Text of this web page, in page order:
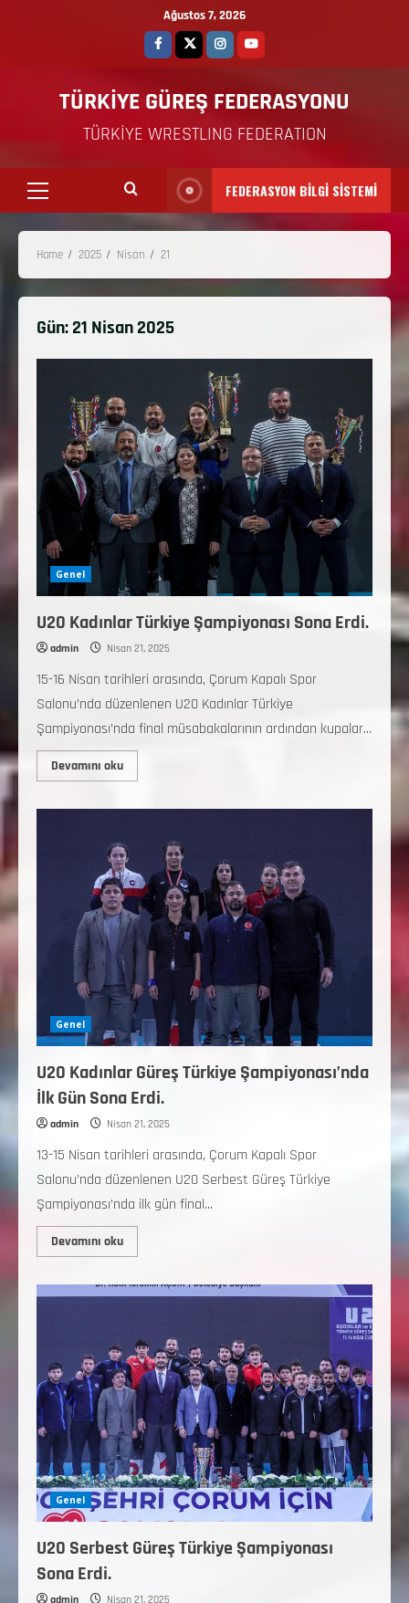
Ağustos 7, 2026
TÜRKİYE GÜREŞ FEDERASYONU
TÜRKİYE WRESTLING FEDERATION
FEDERASYON BİLGİ SİSTEMİ
Home 2025 Nisan 21
Gün:21 Nisan 2025
Genel
U20 Kadınlar Türkiye Şampiyonası Sona Erdi.
admin Nisan 21, 2025
15-16 Nisan tarihleri arasında, Çorum Kapalı Spor
Salonu’nda düzenlenen U20 Kadınlar Türkiye
Şampiyonası’nda final müsabakalarının ardından kupalar...
Devamını oku
Genel
U20 Kadınlar Güreş Türkiye Şampiyonası’nda
İlk Gün Sona Erdi.
admin Nisan 21, 2025
13-15 Nisan tarihleri arasında, Çorum Kapalı Spor
Salonu’nda düzenlenen U20 Serbest Güreş Türkiye
Şampiyonası’nda ilk gün final...
Devamını oku
Genel
U20 Serbest Güreş Türkiye Şampiyonası
Sona Erdi.
admin Nisan 21, 2025